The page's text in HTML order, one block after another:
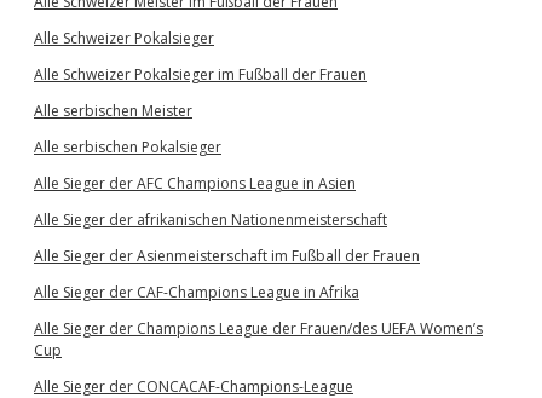
Alle Schweizer Pokalsieger
Alle Schweizer Pokalsieger im Fußball der Frauen
Alle serbischen Meister
Alle serbischen Pokalsieger
Alle Sieger der AFC Champions League in Asien
Alle Sieger der afrikanischen Nationenmeisterschaft
Alle Sieger der Asienmeisterschaft im Fußball der Frauen
Alle Sieger der CAF-Champions League in Afrika
Alle Sieger der Champions League der Frauen/des UEFA Women’s
Cup
Alle Sieger der CONCACAF-Champions-League